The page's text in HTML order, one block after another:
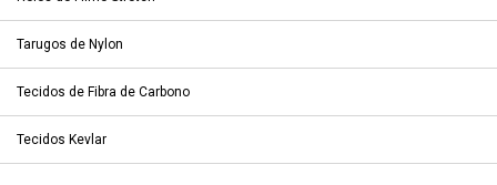
Tarugos de Nylon
Tecidos de Fibra de Carbono
Tecidos Kevlar